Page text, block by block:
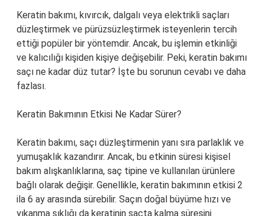
Keratin bakımı, kıvırcık, dalgalı veya elektrikli saçları
düzleştirmek ve pürüzsüzleştirmek isteyenlerin tercih
ettiği popüler bir yöntemdir. Ancak, bu işlemin etkinliği
ve kalıcılığı kişiden kişiye değişebilir. Peki, keratin bakımı
saçı ne kadar düz tutar? İşte bu sorunun cevabı ve daha
fazlası.
Keratin Bakımının Etkisi Ne Kadar Sürer?
Keratin bakımı, saçı düzleştirmenin yanı sıra parlaklık ve
yumuşaklık kazandırır. Ancak, bu etkinin süresi kişisel
bakım alışkanlıklarına, saç tipine ve kullanılan ürünlere
bağlı olarak değişir. Genellikle, keratin bakımının etkisi 2
ila 6 ay arasında sürebilir. Saçın doğal büyüme hızı ve
yıkanma sıklığı da keratinin saçta kalma süresini